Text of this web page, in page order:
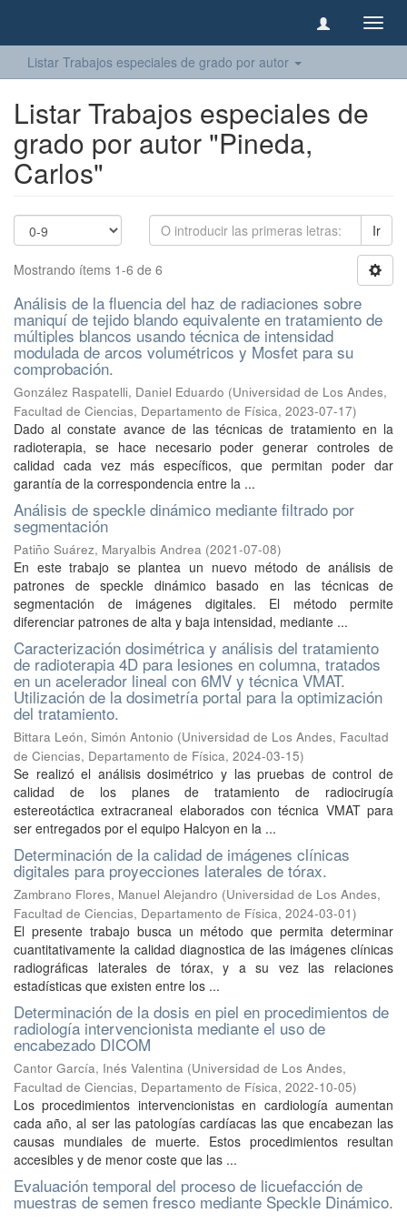
Listar Trabajos especiales de grado por autor
Listar Trabajos especiales de
grado por autor "Pineda,
Carlos"
Ir
Mostrando ítems 1-6 de 6
Análisis de la fluencia del haz de radiaciones sobre
maniquí de tejido blando equivalente en tratamiento de
múltiples blancos usando técnica de intensidad
modulada de arcos volumétricos y Mosfet para su
comprobación.
González Raspatelli, Daniel Eduardo (Universidad de Los Andes,
Facultad de Ciencias, Departamento de Física, 2023-07-17)
Dado al constate avance de las técnicas de tratamiento en la
radioterapia, se hace necesario poder generar controles de
calidad cada vez más específicos, que permitan poder dar
garantía de la correspondencia entre la ...
Análisis de speckle dinámico mediante filtrado por
segmentación
Patiño Suárez, Maryalbis Andrea (2021-07-08)
En este trabajo se plantea un nuevo método de análisis de
patrones de speckle dinámico basado en las técnicas de
segmentación de imágenes digitales. El método permite
diferenciar patrones de alta y baja intensidad, mediante ...
Caracterización dosimétrica y análisis del tratamiento
de radioterapia 4D para lesiones en columna, tratados
en un acelerador lineal con 6MV y técnica VMAT.
Utilización de la dosimetría portal para la optimización
del tratamiento.
Bittara León, Simón Antonio (Universidad de Los Andes, Facultad
de Ciencias, Departamento de Física, 2024-03-15)
Se realizó el análisis dosimétrico y las pruebas de control de
calidad de los planes de tratamiento de radiocirugía
estereotáctica extracraneal elaborados con técnica VMAT para
ser entregados por el equipo Halcyon en la ...
Determinación de la calidad de imágenes clínicas
digitales para proyecciones laterales de tórax.
Zambrano Flores, Manuel Alejandro (Universidad de Los Andes,
Facultad de Ciencias, Departamento de Física, 2024-03-01)
El presente trabajo busca un método que permita determinar
cuantitativamente la calidad diagnostica de las imágenes clínicas
radiográficas laterales de tórax, y a su vez las relaciones
estadísticas que existen entre los ...
Determinación de la dosis en piel en procedimientos de
radiología intervencionista mediante el uso de
encabezado DICOM
Cantor García, Inés Valentina (Universidad de Los Andes,
Facultad de Ciencias, Departamento de Física, 2022-10-05)
Los procedimientos intervencionistas en cardiología aumentan
cada año, al ser las patologías cardíacas las que encabezan las
causas mundiales de muerte. Estos procedimientos resultan
accesibles y de menor coste que las ...
Evaluación temporal del proceso de licuefacción de
muestras de semen fresco mediante Speckle Dinámico.